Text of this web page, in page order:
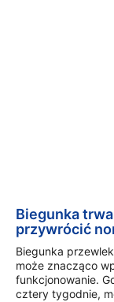
Biegunka
przywrócić
Biegunka
może znacząco
funkcjonowanie.
cztery tygodnie,